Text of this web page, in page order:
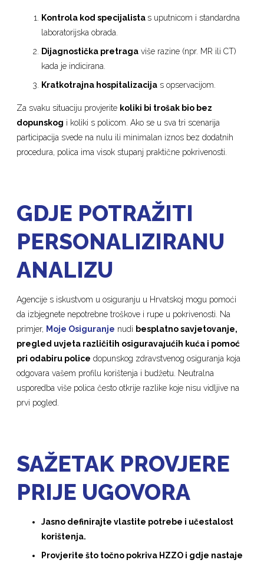
Kontrola kod specijalistas uputnicom i standardna
laboratorijska obrada.
Dijagnostička pretraga više razine (npr. MR ili CT)
kada je indicirana.
Kratkotrajna hospitalizacija s opservacijom.
Za svaku situaciju provjerite koliki bi trošak bio bez
dopunskog i koliki s policom. Ako se u sva tri scenarija
participacija svede na nulu ili minimalan iznos bez dodatnih
procedura, polica ima visok stupanj praktične pokrivenosti.
GDJE POTRAŽITI
PERSONALIZIRANU
ANALIZU
Agencije s iskustvom u osiguranju u Hrvatskoj mogu pomoći
da izbjegnete nepotrebne troškove i rupe u pokrivenosti. Na
primjer, Moje Osiguranje nudi besplatno savjetovanje,
pregled uvjeta različitih osiguravajućih kuća i pomoć
pri odabiru police dopunskog zdravstvenog osiguranja koja
odgovara vašem profilu korištenja i budžetu. Neutralna
usporedba više polica često otkrije razlike koje nisu vidljive na
prvi pogled.
SAŽETAK PROVJERE
PRIJE UGOVORA
Jasno definirajte vlastite potrebe i učestalost
korištenja.
Provjerite što točno pokriva HZZO i gdje nastaje